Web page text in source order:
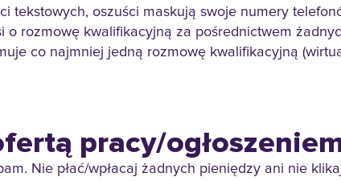
oszuści maskują swoje numery
o rozmowę kwalifikacyjną za pośrednictwem
co najmniej jedną rozmowę kwalifikacyjną
pracy/
Nie płać/wpłacaj żadnych pieniędzy ani nie